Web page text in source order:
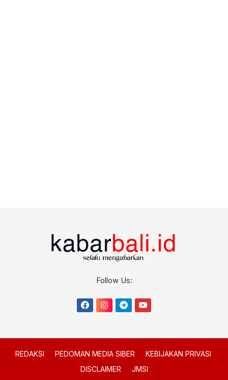
Follow Us:
REDAKSI PEDOMAN MEDIA SIBER
KEBIJAKAN PRIVASI
DISCLAIMER
JMSI